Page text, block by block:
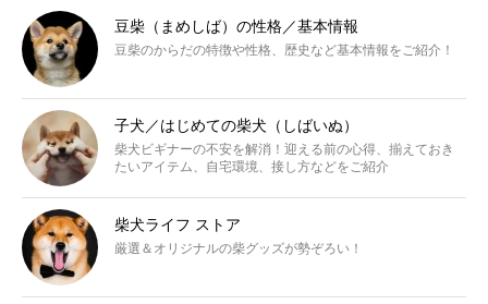
豆柴（まめしば）の性格／基本情報
豆柴のからだの特徴や性格、歴史など基本情報をご紹介！
子犬／はじめての柴犬（しばいぬ）
柴犬ビギナーの不安を解消！迎える前の心得、揃えておき
たいアイテム、自宅環境、接し方などをご紹介
柴犬ライフ ストア
厳選＆オリジナルの柴グッズが勢ぞろい！